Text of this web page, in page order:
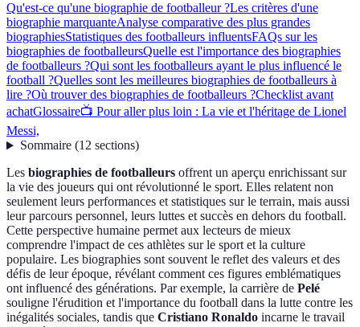
Qu'est-ce qu'une biographie de footballeur ?Les critères d'une
biographie marquanteAnalyse comparative des plus grandes
biographiesStatistiques des footballeurs influentsFAQs sur les
biographies de footballeursQuelle est l'importance des biographies
de footballeurs ?Qui sont les footballeurs ayant le plus influencé le
football ?Quelles sont les meilleures biographies de footballeurs à
lire ?Où trouver des biographies de footballeurs ?Checklist avant
achatGlossaire📺 Pour aller plus loin : La vie et l'héritage de Lionel
Messi,
Sommaire(12 sections)
Les biographies de footballeurs offrent un aperçu enrichissant sur
la vie des joueurs qui ont révolutionné le sport. Elles relatent non
seulement leurs performances et statistiques sur le terrain, mais aussi
leur parcours personnel, leurs luttes et succès en dehors du football.
Cette perspective humaine permet aux lecteurs de mieux
comprendre l'impact de ces athlètes sur le sport et la culture
populaire. Les biographies sont souvent le reflet des valeurs et des
défis de leur époque, révélant comment ces figures emblématiques
ont influencé des générations. Par exemple, la carrière de Pelé
souligne l'érudition et l'importance du football dans la lutte contre les
inégalités sociales, tandis que Cristiano Ronaldo incarne le travail